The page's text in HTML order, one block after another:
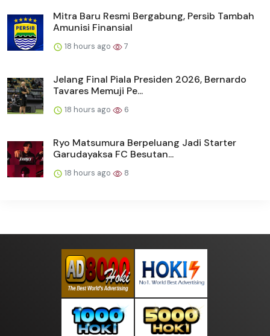
Mitra Baru Resmi Bergabung, Persib Tambah
Amunisi Finansial
18 hours ago 7
Jelang Final Piala Presiden 2026, Bernardo
Tavares Memuji Pe...
18 hours ago 6
Ryo Matsumura Berpeluang Jadi Starter
Garudayaksa FC Besutan...
18 hours ago 8